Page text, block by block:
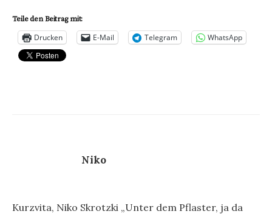
Teile den Beitrag mit:
Drucken E-Mail Telegram WhatsApp
Niko
Kurzvita, Niko Skrotzki „Unter dem Pflaster, ja da